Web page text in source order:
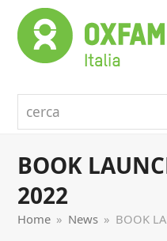
BOOK
2022
Home » News » BOOK